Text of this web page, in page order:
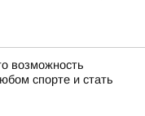
возможность
спорте и стать